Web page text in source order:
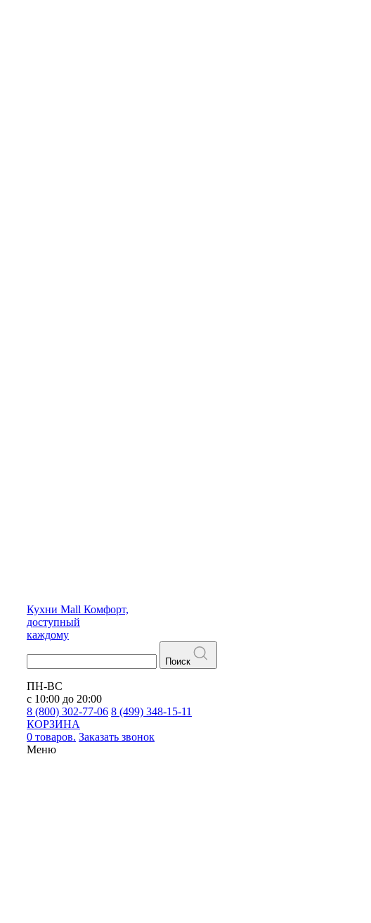
Кухни Mall Комфорт,
доступный
каждому
Поиск
ПН-ВС
с 10:00 до 20:00
8 (800) 302-77-06 8 (499) 348-15-11
КОРЗИНА
0 товаров. Заказать звонок
Меню